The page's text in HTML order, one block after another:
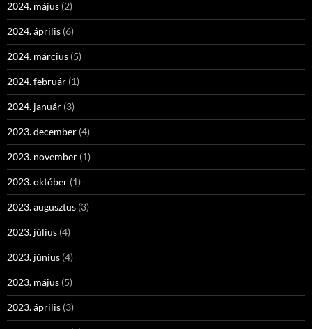
2024. május (2)
2024. április (6)
2024. március (5)
2024. február (1)
2024. január (3)
2023. december (4)
2023. november (1)
2023. október (1)
2023. augusztus (3)
2023. július (4)
2023. június (4)
2023. május (5)
2023. április (3)